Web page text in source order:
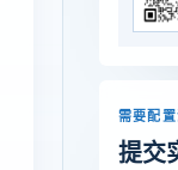
需要配
提交